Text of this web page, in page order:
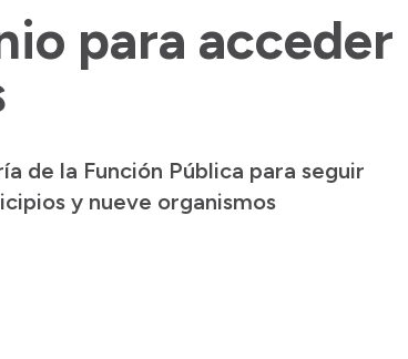
para acceder
de la Función Pública para seguir
y nueve organismos